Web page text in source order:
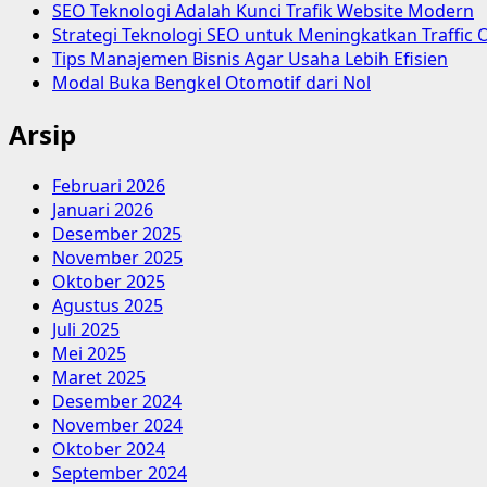
SEO Teknologi Adalah Kunci Trafik Website Modern
Strategi Teknologi SEO untuk Meningkatkan Traffic
Tips Manajemen Bisnis Agar Usaha Lebih Efisien
Modal Buka Bengkel Otomotif dari Nol
Arsip
Februari 2026
Januari 2026
Desember 2025
November 2025
Oktober 2025
Agustus 2025
Juli 2025
Mei 2025
Maret 2025
Desember 2024
November 2024
Oktober 2024
September 2024